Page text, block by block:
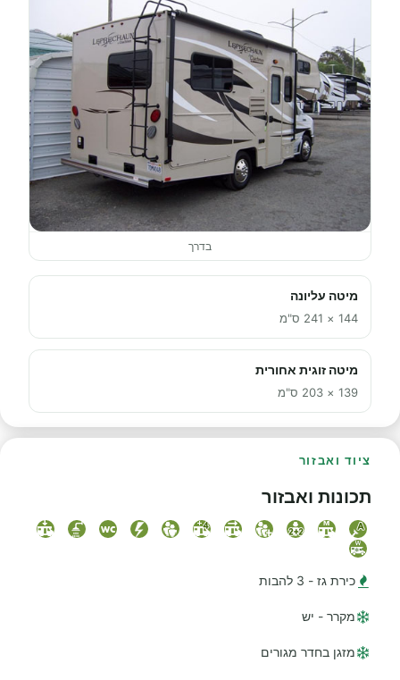
בדרך
מיטה עליונה
144 × 241 ס"מ
מיטה זוגית אחורית
139 × 203 ס"מ
ציוד ואבזור
תכונות ואבזור
כירת גז - 3 להבות
מקרר - יש
מזגן בחדר מגורים